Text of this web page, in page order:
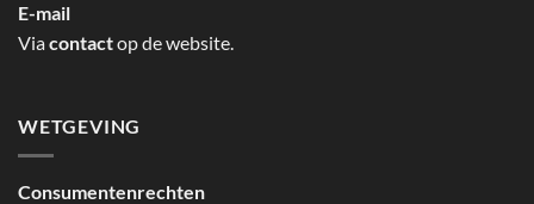
E-mail
Viacontactop de website.
WETGEVING
Consumentenrechten